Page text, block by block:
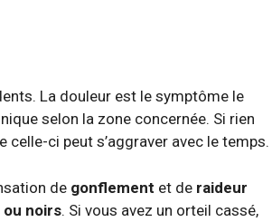
La douleur est le symptôme le
selon la zone concernée. Si rien
ci peut s’aggraver avec le temps.
de gonflement et de raideur
noirs. Si vous avez un orteil cassé,